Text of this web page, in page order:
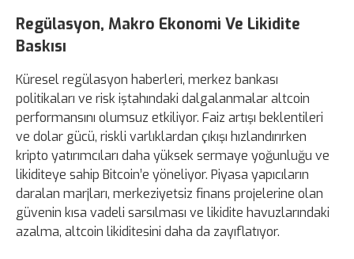
Regülasyon, Makro Ekonomi Ve Likidite
Baskısı
Küresel regülasyon haberleri, merkez bankası
politikaları ve risk iştahındaki dalgalanmalar altcoin
performansını olumsuz etkiliyor. Faiz artışı beklentileri
ve dolar gücü, riskli varlıklardan çıkışı hızlandırırken
kripto yatırımcıları daha yüksek sermaye yoğunluğu ve
likiditeye sahip Bitcoin’e yöneliyor. Piyasa yapıcıların
daralan marjları, merkeziyetsiz finans projelerine olan
güvenin kısa vadeli sarsılması ve likidite havuzlarındaki
azalma, altcoin likiditesini daha da zayıflatıyor.